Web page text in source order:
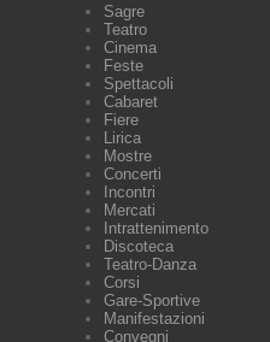
Sagre
Teatro
Cinema
Feste
Spettacoli
Cabaret
Fiere
Lirica
Mostre
Concerti
Incontri
Mercati
Intrattenimento
Discoteca
Teatro-Danza
Corsi
Gare-Sportive
Manifestazioni
Convegni